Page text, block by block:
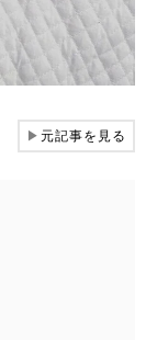
▶元記事を見る